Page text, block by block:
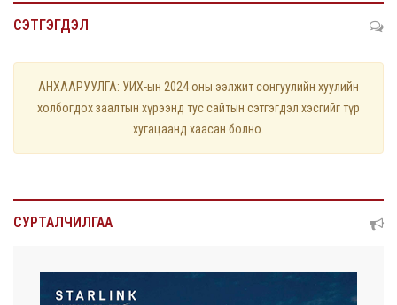
СЭТГЭГДЭЛ
АНХААРУУЛГА: УИХ-ын 2024 оны ээлжит сонгуулийн хуулийн
холбогдох заалтын хүрээнд тус сайтын сэтгэгдэл хэсгийг түр
хугацаанд хаасан болно.
СУРТАЛЧИЛГАА